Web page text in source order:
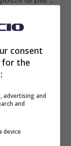
. Secondo
un
la giusta
anche che
consent
for the
advertising and
and
device